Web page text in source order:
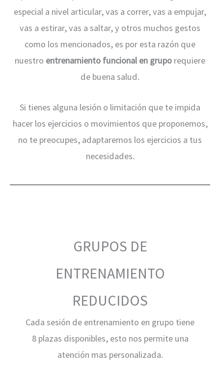
especial a nivel articular, vas a correr, vas a empujar,
vas a estirar, vas a saltar, y otros muchos gestos
como los mencionados, es por esta razón que
nuestro entrenamiento funcional en grupo requiere
de buena salud.
Si tienes alguna lesión o limitación que te impida
hacer los ejercicios o movimientos que proponemos,
no te preocupes, adaptaremos los ejercicios a tus
necesidades.
GRUPOS DE
ENTRENAMIENTO
REDUCIDOS
Cada sesión de entrenamiento en grupo tiene
8 plazas disponibles, esto nos permite una
atención mas personalizada.